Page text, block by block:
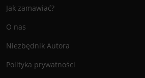
Jak zamawiać?
O nas
Niezbędnik Autora
Polityka prywatności